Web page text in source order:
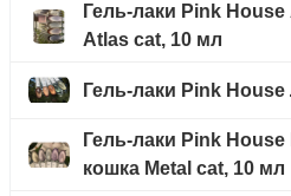
Гель-лаки Pink
Atlas cat, 10 мл
Гель-лаки Pink
Гель-лаки Pink
кошка Metal cat, 10 мл